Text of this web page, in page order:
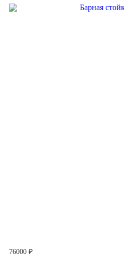
76000 ₽